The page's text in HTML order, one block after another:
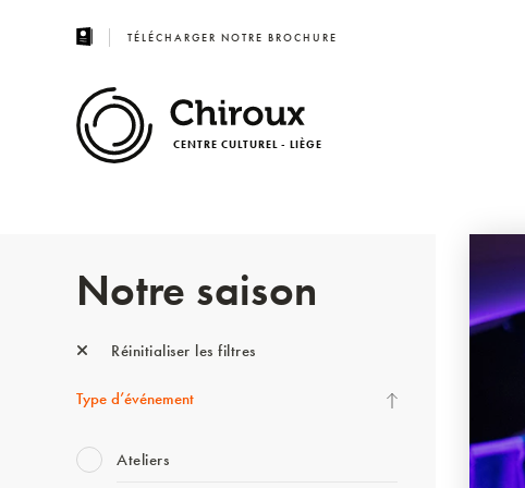
TÉLÉCHARGER NOTRE BROCHURE
CENTRE CULTUREL - LIÈGE
Notre saison
Réinitialiser les filtres
Type d’événement
Ateliers